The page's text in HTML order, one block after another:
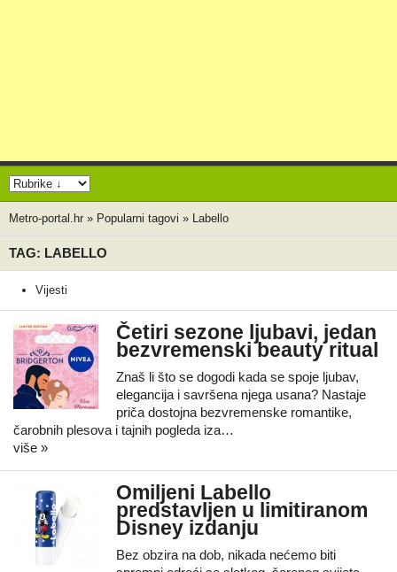
Metro-portal.hr » Popularni tagovi » Labello
TAG: LABELLO
Vijesti
Četiri sezone ljubavi, jedan
bezvremenski beauty ritual
Znaš li što se dogodi kada se spoje ljubav,
elegancija i savršena njega usana? Nastaje
priča dostojna bezvremenske romantike,
čarobnih plesova i tajnih pogleda iza…
više »
Omiljeni Labello
predstavljen u limitiranom
Disney izdanju
Bez obzira na dob, nikada nećemo biti